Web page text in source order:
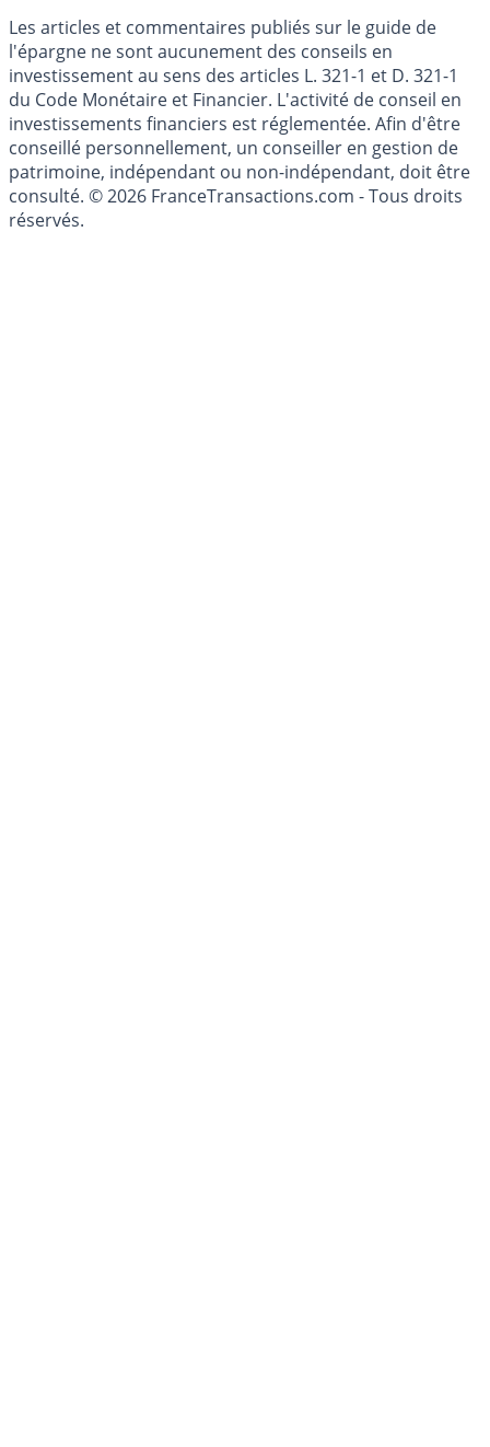
Les articles et commentaires publiés sur le guide de
l'épargne ne sont aucunement des conseils en
investissement au sens des articles L. 321-1 et D. 321-1
du Code Monétaire et Financier. L'activité de conseil en
investissements financiers est réglementée. Afin d'être
conseillé personnellement, un conseiller en gestion de
patrimoine, indépendant ou non-indépendant, doit être
consulté. © 2026 FranceTransactions.com - Tous droits
réservés.